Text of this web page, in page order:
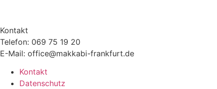
Kontakt
Telefon: 069 75 19 20
E-Mail: office@makkabi-frankfurt.de
Kontakt
Datenschutz